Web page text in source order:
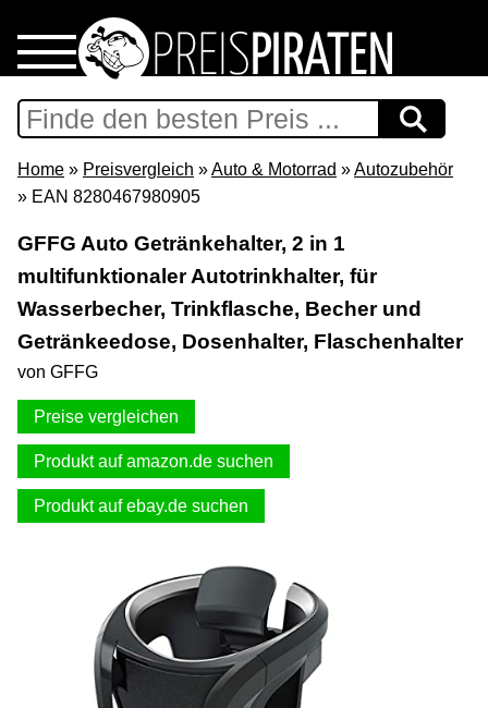
Home
Download
Support & Newsletter
Presse
Datenschutz
Impressum
Home » Preisvergleich »Auto & Motorrad »Autozubehör
» EAN 8280467980905
GFFG Auto Getränkehalter, 2 in 1
multifunktionaler Autotrinkhalter, für
Wasserbecher, Trinkflasche, Becher und
Getränkeedose, Dosenhalter, Flaschenhalter
von GFFG
Preise vergleichen
Produkt auf amazon.de suchen
Produkt auf ebay.de suchen